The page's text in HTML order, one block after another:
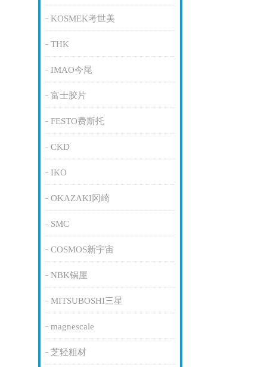
KOSMEK考世美
THK
IMAO今尾
富士胶片
FESTO费斯托
CKD
IKO
OKAZAKI冈崎
SMC
COSMOS新宇宙
NBK锅屋
MITSUBOSHI三星
magnescale
芝轻粗材